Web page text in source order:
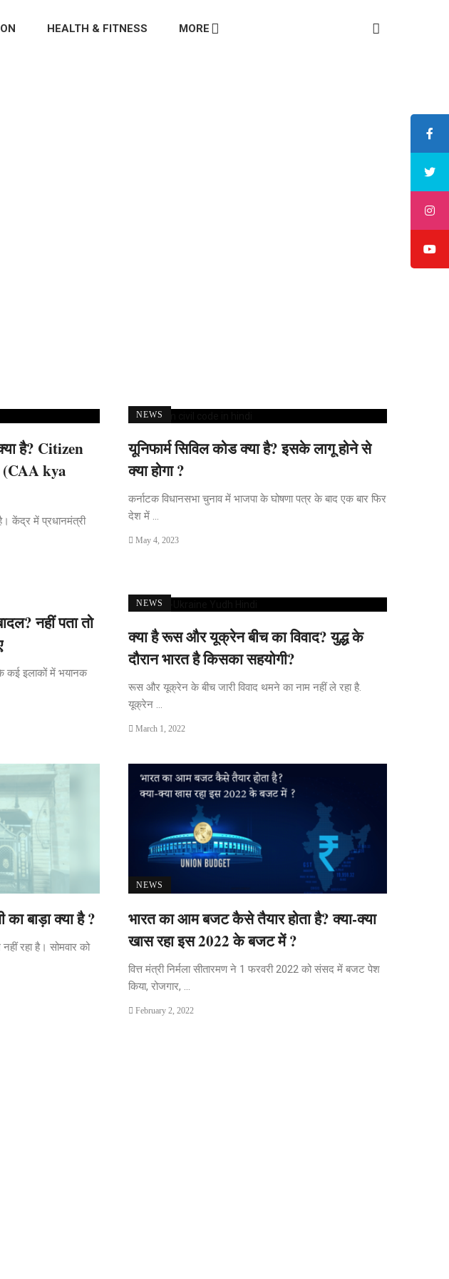
HEALTH & FITNESS MORE
है? Citizen
kya
केंद्र में प्रधानमंत्री
NEWS
यूनिफार्म सिविल कोड क्या है? इसके लागू होने से
क्या होगा ?
कर्नाटक विधानसभा चुनाव में भाजपा के घोषणा पत्र के बाद एक बार फिर
देश में ...
May 4, 2023
नहीं पता तो
कई इलाकों में भयानक
NEWS
क्या है रूस और यूक्रेन बीच का विवाद? युद्ध के
दौरान भारत है किसका सहयोगी?
रूस और यूक्रेन के बीच जारी विवाद थमने का नाम नहीं ले रहा है.
यूक्रेन ...
March 1, 2022
बाड़ा क्या है ?
रहा है। सोमवार को
NEWS
भारत का आम बजट कैसे तैयार होता है? क्या-क्या
खास रहा इस 2022 के बजट में ?
वित्त मंत्री निर्मला सीतारमण ने 1 फरवरी 2022 को संसद में बजट पेश
किया, रोजगार, ...
February 2, 2022